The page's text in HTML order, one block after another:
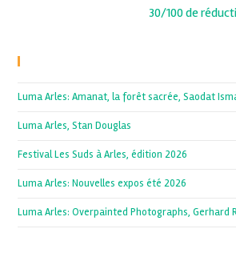
30/100 de
Luma Arles: Amanat, la forêt sacrée, Saodat
Luma Arles, Stan Douglas
Festival Les Suds à Arles, édition 2026
Luma Arles: Nouvelles expos été 2026
Luma Arles: Overpainted Photographs, Gerhard